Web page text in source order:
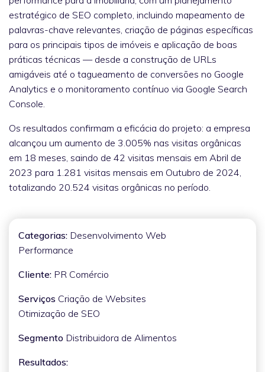
estratégico de SEO completo, incluindo mapeamento de
palavras-chave relevantes, criação de páginas específicas
para os principais tipos de imóveis e aplicação de boas
práticas técnicas — desde a construção de URLs
amigáveis até o tagueamento de conversões no Google
Analytics e o monitoramento contínuo via Google Search
Console.
Os resultados confirmam a eficácia do projeto: a empresa
alcançou um aumento de 3.005% nas visitas orgânicas
em 18 meses, saindo de 42 visitas mensais em Abril de
2023 para 1.281 visitas mensais em Outubro de 2024,
totalizando 20.524 visitas orgânicas no período.
Categorias: Desenvolvimento Web
Performance
Cliente: PR Comércio
Serviços Criação de Websites
Otimização de SEO
Segmento Distribuidora de Alimentos
Resultados: